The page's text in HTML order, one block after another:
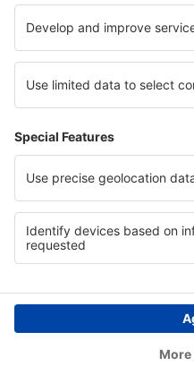
Hotels in Balkan Mountains
Hotels in Colón
Copyright ©